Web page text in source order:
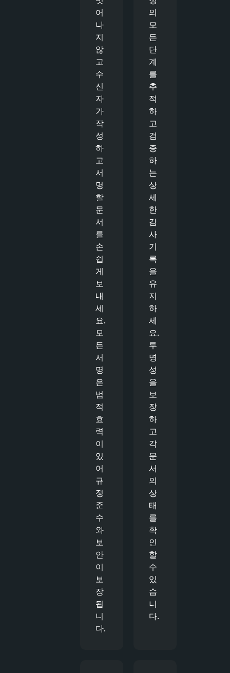
어
나
지
않
고
수
신
자
가
작
성
하
고
서
명
할
문
서
를
손
쉽
게
보
내
세
요.
모
든
서
명
은
법
적
효
력
이
있
어
규
정
준
수
와
보
안
이
보
장
됩
니
다.
의
모
든
단
계
를
추
적
하
고
검
증
하
는
상
세
한
감
사
기
록
을
유
지
하
세
요.
투
명
성
을
보
장
하
고
각
문
서
의
상
태
를
확
인
할
수
있
습
니
다.